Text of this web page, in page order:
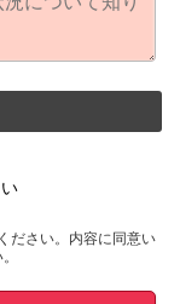
ださい。内容に同意い